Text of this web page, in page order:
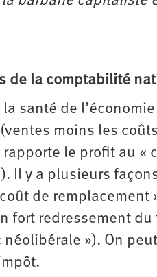
de la comptabilité
santé de
moins les
le profit au «
Il y a plusieurs
de
fort redressement
»). On